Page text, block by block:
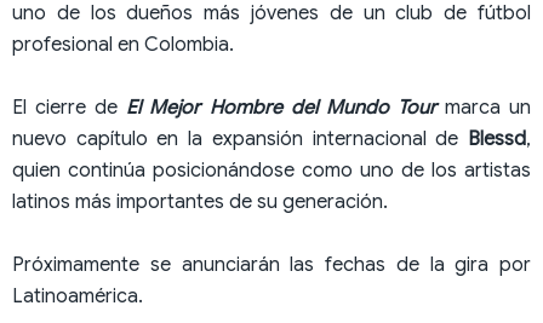
uno de los dueños más jóvenes de un club de fútbol
profesional en Colombia.
El cierre de El Mejor Hombre del Mundo Tourmarca un
nuevo capítulo en la expansión internacional de Blessd,
quien continúa posicionándose como uno de los artistas
latinos más importantes de su generación.
Próximamente se anunciarán las fechas de la gira por
Latinoamérica.